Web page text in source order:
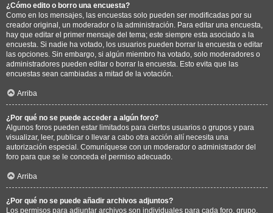
¿Cómo edito o borro una encuesta?
Como en los mensajes, las encuestas solo pueden ser modificadas por su
creador original, un moderador o la administración. Para editar una encuesta,
hay que editar el primer mensaje del tema; este siempre esta asociado a la
encuesta. Si nadie ha votado, los usuarios pueden borrar la encuesta o editar
las opciones. Sin embargo, si algún miembro ha votado, solo moderadores o
administradores pueden editar o borrar la encuesta. Esto evita que las
encuestas sean cambiadas a mitad de la votación.
Arriba
¿Por qué no se puede acceder a algún foro?
Algunos foros pueden estar limitados para ciertos usuarios o grupos y para
visualizar, leer, publicar o llevar a cabo otra acción allí necesita una
autorización especial. Comuníquese con un moderador o administrador del
foro para que se le conceda el permiso adecuado.
Arriba
¿Por qué no se puede añadir archivos adjuntos?
Los permisos para adjuntar archivos son individuales para cada foro, grupo,